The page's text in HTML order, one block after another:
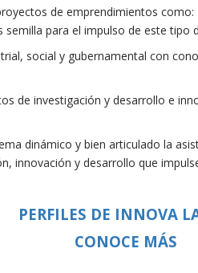
de emprendimientos
semilla para el impulso de este tipo
social y gubernamental con
de investigación y desarrollo e
dinámico y bien articulado la
innovación y desarrollo que
PERFILES DE INNOVA
CONOCE MÁS